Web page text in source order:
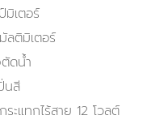
มิเตอร์
ลติมิเตอร์
ดน้ำ
นสี
ะแทกไร้สาย 12 โวลต์